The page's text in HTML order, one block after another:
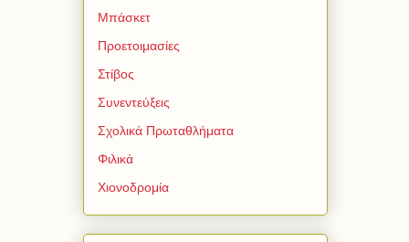
Μπάσκετ
Προετοιμασίες
Στίβος
Συνεντεύξεις
Σχολικά Πρωταθλήματα
Φιλικά
Χιονοδρομία